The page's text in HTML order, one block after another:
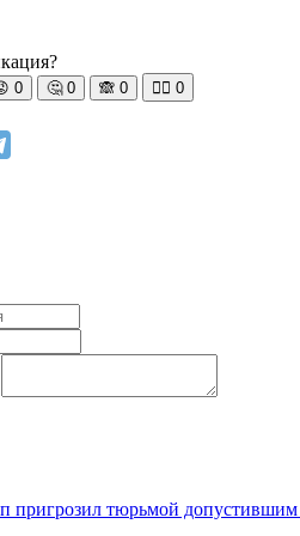
0 🤔 0 🙈 0 🧘‍♀️ 0
пригрозил тюрьмой